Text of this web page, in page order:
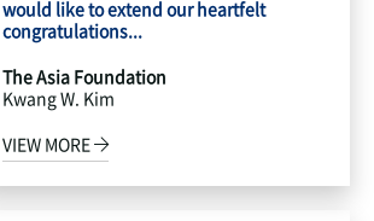
would like to extend our heartfelt
congratulations...
The Asia Foundation
Kwang W. Kim
VIEW MORE